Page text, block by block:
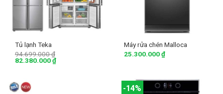
Tủ lạnh Teka
94.699.000₫
82.380.000₫
Máy rửa chén Malloca
25.300.000₫
-14%